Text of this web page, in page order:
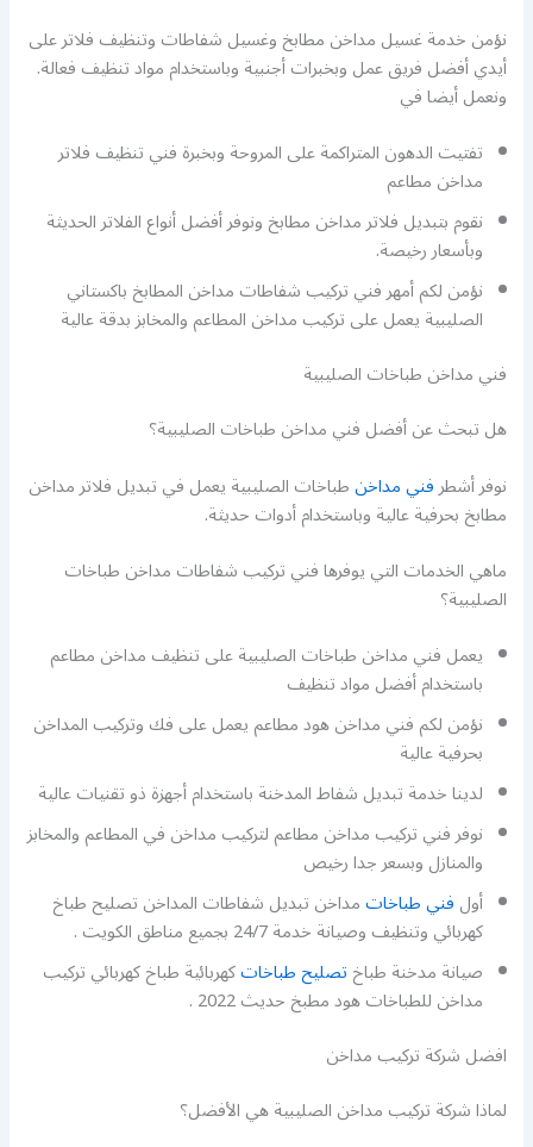
نؤمن خدمة غسيل مداخن مطابخ وغسيل شفاطات وتنظيف فلاتر على
أيدي أفضل فريق عمل وبخبرات أجنبية وباستخدام مواد تنظيف فعالة.
ونعمل أيضا في
تفتيت الدهون المتراكمة على المروحة وبخبرة فني تنظيف فلاتر
مداخن مطاعم
نقوم بتبديل فلاتر مداخن مطابخ ونوفر أفضل أنواع الفلاتر الحديثة
وبأسعار رخيصة.
نؤمن لكم أمهر فني تركيب شفاطات مداخن المطابخ باكستاني
الصليبية يعمل على تركيب مداخن المطاعم والمخابز بدقة عالية
فني مداخن طباخات الصليبية
هل تبحث عن أفضل فني مداخن طباخات الصليبية؟
نوفر أشطرفني مداخنطباخات الصليبية يعمل في تبديل فلاتر مداخن
مطابخ بحرفية عالية وباستخدام أدوات حديثة.
ماهي الخدمات التي يوفرها فني تركيب شفاطات مداخن طباخات
الصليبية؟
يعمل فني مداخن طباخات الصليبية على تنظيف مداخن مطاعم
باستخدام أفضل مواد تنظيف
نؤمن لكم فني مداخن هود مطاعم يعمل على فك وتركيب المداخن
بحرفية عالية
لدينا خدمة تبديل شفاط المدخنة باستخدام أجهزة ذو تقنيات عالية
نوفر فني تركيب مداخن مطاعم لتركيب مداخن في المطاعم والمخابز
والمنازل وبسعر جدا رخيص
أولفني طباخاتمداخن تبديل شفاطات المداخن تصليح طباخ
كهربائي وتنظيف وصيانة خدمة 24/7 بجميع مناطق الكويت .
صيانة مدخنة طباختصليح طباخاتكهربائية طباخ كهربائي تركيب
مداخن للطباخات هود مطبخ حديث 2022 .
افضل شركة تركيب مداخن
لماذا شركة تركيب مداخن الصليبية هي الأفضل؟